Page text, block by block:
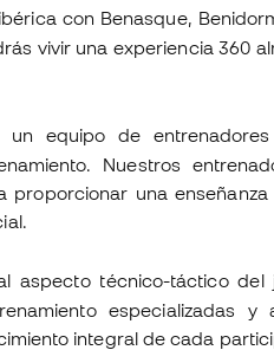
con Benasque,
vivir una experiencia 360
un equipo de entrenadores
Nuestros
una
aspecto técnico-táctico del
especializadas y
integral de cada